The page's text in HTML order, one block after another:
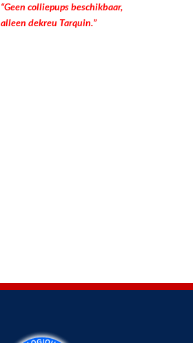
“Geen colliepups beschikbaar,
alleen dekreu Tarquin.”